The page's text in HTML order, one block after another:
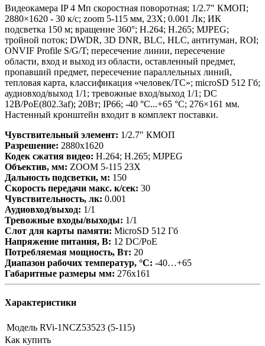
Видеокамера IP 4 Мп скоростная поворотная; 1/2.7" КМОП;
2880×1620 - 30 к/с; zoom 5-115 мм, 23X; 0.001 Лк; ИК
подсветка 150 м; вращение 360°; H.264; H.265; MJPEG;
тройной поток; DWDR, 3D DNR, BLC, HLC, антитуман, ROI;
ONVIF Profile S/G/T; пересечение линии, пересечение
области, вход и выход из области, оставленный предмет,
пропавший предмет, пересечение параллельных линий,
тепловая карта, классификация «человек/ТС»; microSD 512 Гб;
аудиовход/выход 1/1; тревожные вход/выход 1/1; DC
12В/PoE(802.3af); 20Вт; IP66; -40 °C...+65 °C; 276×161 мм.
Настенный кронштейн входит в комплект поставки.
Чувствительный элемент: 1/2.7" КМОП
Разрешение: 2880х1620
Кодек сжатия видео: H.264; H.265; MJPEG
Объектив, мм: ZOOM 5-115 23Х
Дальность подсветки, м: 150
Скорость передачи макс. к/сек: 30
Чувствительность, лк: 0.001
Аудиовход/выход: 1/1
Тревожные входы/выходы: 1/1
Слот для карты памяти: MicroSD 512 Гб
Напряжение питания, В: 12 DC/PoE
Потребляемая мощность, Вт: 20
Диапазон рабочих температур, °С: -40…+65
Габаритные размеры мм: 276х161
Характеристики
Модель RVi-1NCZ53523 (5-115)
Как купить